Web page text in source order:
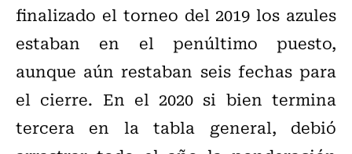
finalizado el torneo del 2019 los azules
estaban en el penúltimo puesto,
aunque aún restaban seis fechas para
el cierre. En el 2020 si bien termina
tercera en la tabla general, debió